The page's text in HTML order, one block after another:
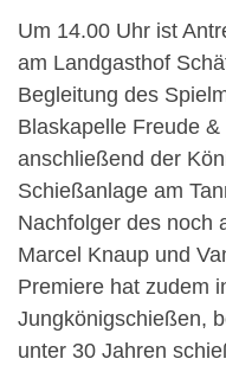
Um 14.00 Uhr ist
am Landgasthof
Begleitung des
Blaskapelle Freude
anschließend der
Schießanlage am
Nachfolger des noch
Marcel Knaup und
Premiere hat zudem
Jungkönigschießen,
unter 30 Jahren